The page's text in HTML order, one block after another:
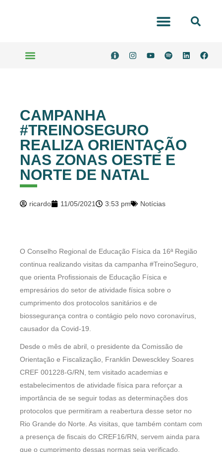
CAMPANHA
#TREINOSEGURO
REALIZA ORIENTAÇÃO
NAS ZONAS OESTE E
NORTE DE NATAL
ricardo 11/05/2021 3:53 pm Notícias
O Conselho Regional de Educação Física da 16ª Região
continua realizando visitas da campanha #TreinoSeguro,
que orienta Profissionais de Educação Física e
empresários do setor de atividade física sobre o
cumprimento dos protocolos sanitários e de
biossegurança contra o contágio pelo novo coronavírus,
causador da Covid-19.
Desde o mês de abril, o presidente da Comissão de
Orientação e Fiscalização, Franklin Dewesckley Soares
CREF 001228-G/RN, tem visitado academias e
estabelecimentos de atividade física para reforçar a
importância de se seguir todas as determinações dos
protocolos que permitiram a reabertura desse setor no
Rio Grande do Norte. As visitas, que também contam com
a presença de fiscais do CREF16/RN, servem ainda para
que o cumprimento dessas normas seja verificado.